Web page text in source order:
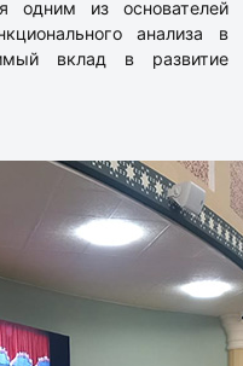
одним из основателей
анализа в
вклад в развитие